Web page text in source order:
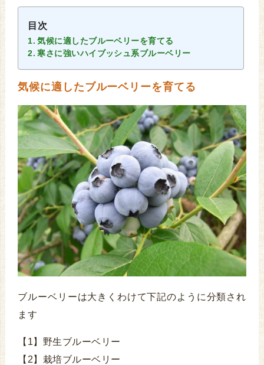
目次
気候に適したブルーベリーを育てる
寒さに強いハイブッシュ系ブルーベリー
気候に適したブルーベリーを育てる
ブルーベリーは大きくわけて下記のように分類され
ます
【1】野生ブルーベリー
【2】栽培ブルーベリー